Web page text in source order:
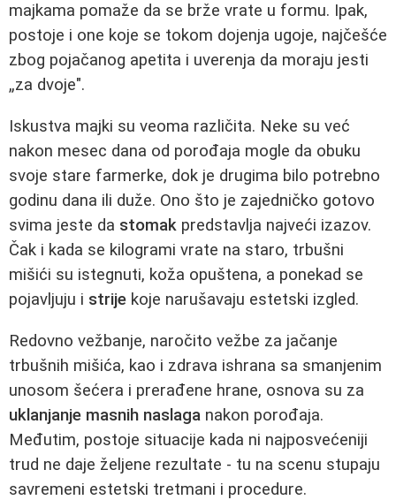
majkama pomaže da se brže vrate u formu. Ipak,
postoje i one koje se tokom dojenja ugoje, najčešće
zbog pojačanog apetita i uverenja da moraju jesti
„za dvoje".
Iskustva majki su veoma različita. Neke su već
nakon mesec dana od porođaja mogle da obuku
svoje stare farmerke, dok je drugima bilo potrebno
godinu dana ili duže. Ono što je zajedničko gotovo
svima jeste da stomak predstavlja najveći izazov.
Čak i kada se kilogrami vrate na staro, trbušni
mišići su istegnuti, koža opuštena, a ponekad se
pojavljuju i strije koje narušavaju estetski izgled.
Redovno vežbanje, naročito vežbe za jačanje
trbušnih mišića, kao i zdrava ishrana sa smanjenim
unosom šećera i prerađene hrane, osnova su za
uklanjanje masnih naslaga nakon porođaja.
Međutim, postoje situacije kada ni najposvećeniji
trud ne daje željene rezultate - tu na scenu stupaju
savremeni estetski tretmani i procedure.